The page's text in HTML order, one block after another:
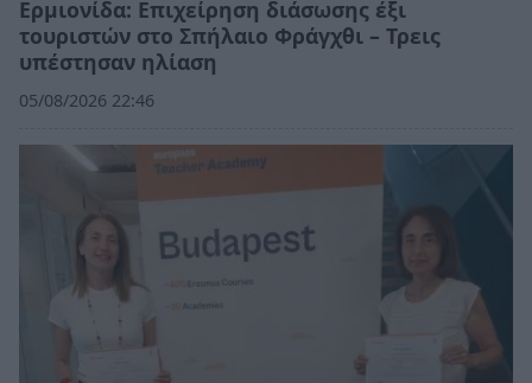
Ερμιονίδα: Επιχείρηση διάσωσης έξι
τουριστών στο Σπήλαιο Φράγχθι – Τρεις
υπέστησαν ηλίαση
05/08/2026 22:46